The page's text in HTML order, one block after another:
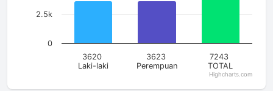
3620
Laki-laki
3623
Perempuan
7243
TOTAL
0
2.5k
Highcharts.com